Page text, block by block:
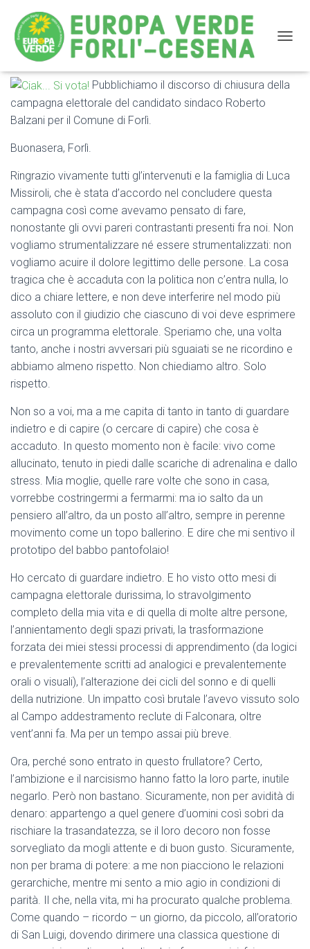
Roberto Balzani: discorso chiusura campagna
elettorale
Pubblichiamo il discorso di chiusura della
campagna elettorale del candidato sindaco Roberto
Balzani per il Comune di Forlì.
Buonasera, Forlì.
Ringrazio vivamente tutti gl’intervenuti e la famiglia di Luca
Missiroli, che è stata d’accordo nel concludere questa
campagna così come avevamo pensato di fare,
nonostante gli ovvi pareri contrastanti presenti fra noi. Non
vogliamo strumentalizzare né essere strumentalizzati: non
vogliamo acuire il dolore legittimo delle persone. La cosa
tragica che è accaduta con la politica non c’entra nulla, lo
dico a chiare lettere, e non deve interferire nel modo più
assoluto con il giudizio che ciascuno di voi deve esprimere
circa un programma elettorale. Speriamo che, una volta
tanto, anche i nostri avversari più sguaiati se ne ricordino e
abbiamo almeno rispetto. Non chiediamo altro. Solo
rispetto.
Non so a voi, ma a me capita di tanto in tanto di guardare
indietro e di capire (o cercare di capire) che cosa è
accaduto. In questo momento non è facile: vivo come
allucinato, tenuto in piedi dalle scariche di adrenalina e dallo
stress. Mia moglie, quelle rare volte che sono in casa,
vorrebbe costringermi a fermarmi: ma io salto da un
pensiero all’altro, da un posto all’altro, sempre in perenne
movimento come un topo ballerino. E dire che mi sentivo il
prototipo del babbo pantofolaio!
Ho cercato di guardare indietro. E ho visto otto mesi di
campagna elettorale durissima, lo stravolgimento
completo della mia vita e di quella di molte altre persone,
l’annientamento degli spazi privati, la trasformazione
forzata dei miei stessi processi di apprendimento (da logici
e prevalentemente scritti ad analogici e prevalentemente
orali o visuali), l’alterazione dei cicli del sonno e di quelli
della nutrizione. Un impatto così brutale l’avevo vissuto solo
al Campo addestramento reclute di Falconara, oltre
vent’anni fa. Ma per un tempo assai più breve.
Ora, perché sono entrato in questo frullatore? Certo,
l’ambizione e il narcisismo hanno fatto la loro parte, inutile
negarlo. Però non bastano. Sicuramente, non per avidità di
denaro: appartengo a quel genere d’uomini così sobri da
rischiare la trasandatezza, se il loro decoro non fosse
sorvegliato da mogli attente e di buon gusto. Sicuramente,
non per brama di potere: a me non piacciono le relazioni
gerarchiche, mentre mi sento a mio agio in condizioni di
parità. Il che, nella vita, mi ha procurato qualche problema.
Come quando – ricordo – un giorno, da piccolo, all’oratorio
di San Luigi, dovendo dirimere una classica questione di